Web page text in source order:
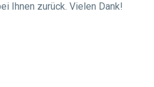
Ihnen zurück. Vielen Dank!